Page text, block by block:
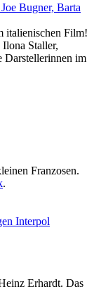
Bugner, Barta
italienischen Film!
Staller,
Darstellerinnen im
Franzosen.
.
Interpol
Erhardt. Das